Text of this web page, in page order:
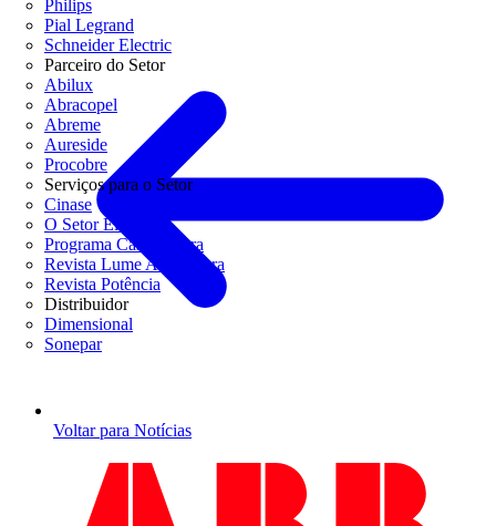
Philips
Pial Legrand
Schneider Electric
Parceiro do Setor
Abilux
Abracopel
Abreme
Aureside
Procobre
Serviços para o Setor
Cinase
O Setor Elétrico
Programa Casa Segura
Revista Lume Arquitetura
Revista Potência
Distribuidor
Dimensional
Sonepar
Voltar para Notícias